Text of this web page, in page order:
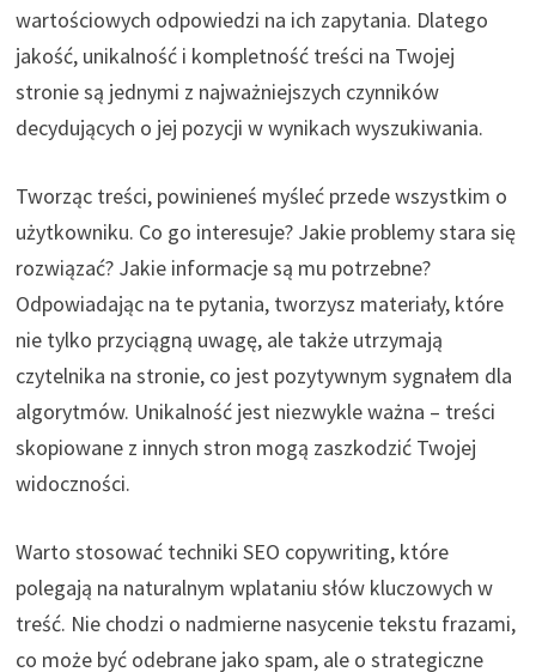
wartościowych odpowiedzi na ich zapytania. Dlatego
jakość, unikalność i kompletność treści na Twojej
stronie są jednymi z najważniejszych czynników
decydujących o jej pozycji w wynikach wyszukiwania.
Tworząc treści, powinieneś myśleć przede wszystkim o
użytkowniku. Co go interesuje? Jakie problemy stara się
rozwiązać? Jakie informacje są mu potrzebne?
Odpowiadając na te pytania, tworzysz materiały, które
nie tylko przyciągną uwagę, ale także utrzymają
czytelnika na stronie, co jest pozytywnym sygnałem dla
algorytmów. Unikalność jest niezwykle ważna – treści
skopiowane z innych stron mogą zaszkodzić Twojej
widoczności.
Warto stosować techniki SEO copywriting, które
polegają na naturalnym wplataniu słów kluczowych w
treść. Nie chodzi o nadmierne nasycenie tekstu frazami,
co może być odebrane jako spam, ale o strategiczne